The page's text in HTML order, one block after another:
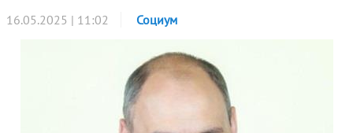
16.05.2025 | 11:02 Социум